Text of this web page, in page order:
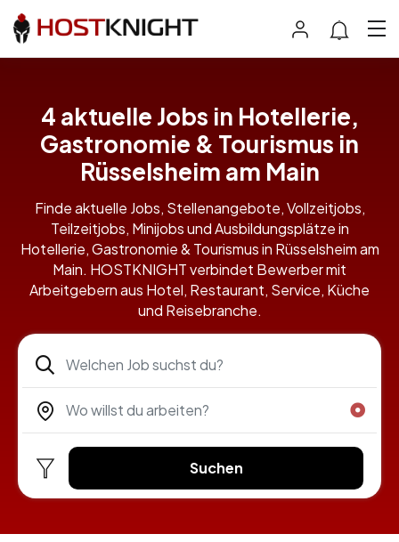
4 aktuelle Jobs in Hotellerie,
Gastronomie & Tourismus in
Rüsselsheim am Main
Finde aktuelle Jobs, Stellenangebote, Vollzeitjobs,
Teilzeitjobs, Minijobs und Ausbildungsplätze in
Hotellerie, Gastronomie & Tourismus in Rüsselsheim am
Main. HOSTKNIGHT verbindet Bewerber mit
Arbeitgebern aus Hotel, Restaurant, Service, Küche
und Reisebranche.
Suchen